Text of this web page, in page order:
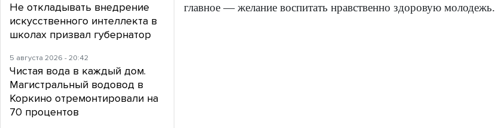
главное — желание воспитать нравственно здоровую молодежь.
Не откладывать внедрение
искусственного интеллекта в
школах призвал губернатор
5 августа 2026 - 20:42
Чистая вода в каждый дом.
Магистральный водовод в
Коркино отремонтировали на
70 процентов